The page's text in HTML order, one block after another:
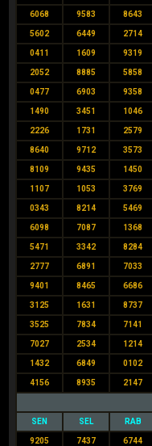
6068 9583 8643
5602 6449 2714
0411 1609 9319
2052 8885 5858
0477 6903 9358
1490 3451 1046
2226 1731 2579
8640 9712 3573
8109 9435 1450
1107 1053 3769
0343 8214 5469
6098 7087 1368
5471 3342 8284
2777 6891 7033
9401 8465 6686
3125 1631 8737
3525 7834 7141
7027 2534 1214
1432 6849 0102
4156 8935 2147
SEN SEL RAB
9205 7437 6744